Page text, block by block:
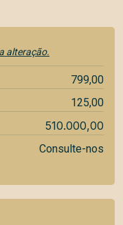
alteração.
799,00
125,00
510.000,00
Consulte-nos